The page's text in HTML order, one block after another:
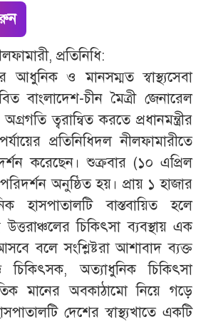
প্রতিনিধি:
আধুনিক ও মানসম্মত স্বাস্থ্যসেবা
বাংলাদেশ-চীন মৈত্রী জেনারেল
ত্বরান্বিত করতে প্রধানমন্ত্রীর
প্রতিনিধিদল নীলফামারীতে
করেছেন। শুক্রবার (১০ এপ্রিল
অনুষ্ঠিত হয়। প্রায় ১ হাজার
বাস্তবায়িত হলে
চিকিৎসা ব্যবস্থায় এক
বলে সংশ্লিষ্টরা আশাবাদ ব্যক্ত
চিকিৎসক, অত্যাধুনিক চিকিৎসা
মানের অবকাঠামো নিয়ে গড়ে
দেশের স্বাস্থ্যখাতে একটি